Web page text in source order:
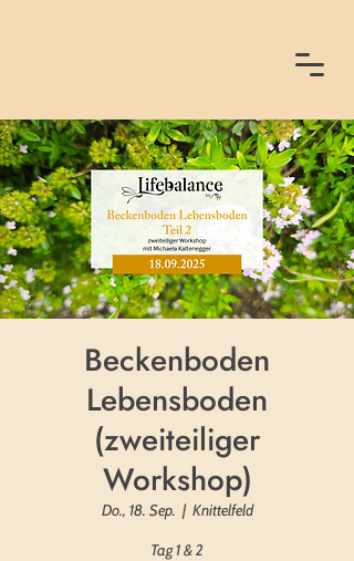
Beckenboden
Lebensboden
(zweiteiliger
Workshop)
Do., 18. Sep.
  |
Knittelfeld
Tag 1 & 2